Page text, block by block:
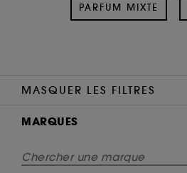
PARFUM MIXTE
MASQUER LES FILTRES
MARQUES